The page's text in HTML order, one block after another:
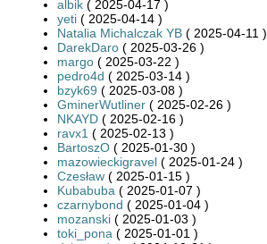
albik ( 2025-04-17 )
yeti ( 2025-04-14 )
Natalia Michalczak YB ( 2025-04-11 )
DarekDaro ( 2025-03-26 )
margo ( 2025-03-22 )
pedro4d ( 2025-03-14 )
bzyk69 ( 2025-03-08 )
GminerWutliner ( 2025-02-26 )
NKAYD ( 2025-02-16 )
ravx1 ( 2025-02-13 )
BartoszO ( 2025-01-30 )
mazowieckigravel ( 2025-01-24 )
Czesław ( 2025-01-15 )
Kubabuba ( 2025-01-07 )
czarnybond ( 2025-01-04 )
mozanski ( 2025-01-03 )
toki_pona ( 2025-01-01 )